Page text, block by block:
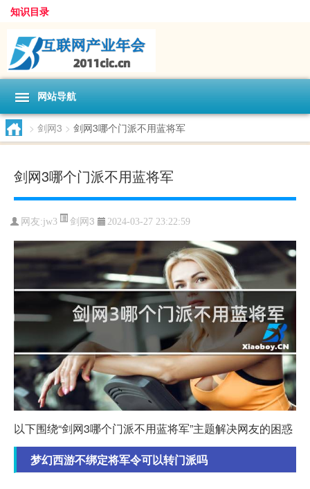
知识目录
网站导航
> 剑网3 > 剑网3哪个门派不用蓝将军
剑网3哪个门派不用蓝将军
网友:jw3 剑网3 2024-03-27 23:22:59
以下围绕“剑网3哪个门派不用蓝将军”主题解决网友的困惑
梦幻西游不绑定将军令可以转门派吗